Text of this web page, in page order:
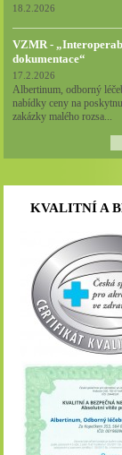
18.2.2026
VZMR -
dokumentace“
17.2.2026
Albertinum, odborný
nabídky ceny na
zakázky malého rozsa...
KVALITNÍ A